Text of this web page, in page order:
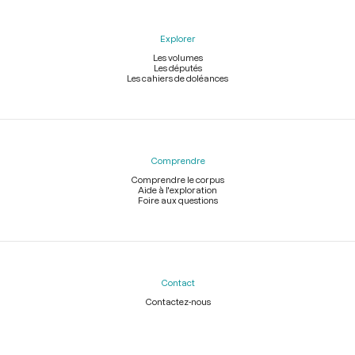
Explorer
Les volumes
Les députés
Les cahiers de doléances
Comprendre
Comprendre le corpus
Aide à l'exploration
Foire aux questions
Contact
Contactez-nous